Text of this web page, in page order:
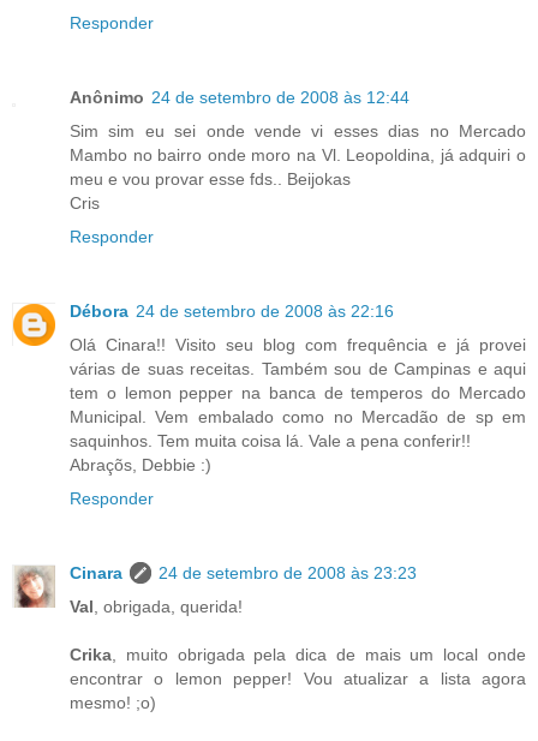
Responder
Anônimo 24 de setembro de 2008 às 12:44
Sim sim eu sei onde vende vi esses dias no Mercado
Mambo no bairro onde moro na Vl. Leopoldina, já adquiri o
meu e vou provar esse fds.. Beijokas
Cris
Responder
Débora 24 de setembro de 2008 às 22:16
Olá Cinara!! Visito seu blog com frequência e já provei
várias de suas receitas. Também sou de Campinas e aqui
tem o lemon pepper na banca de temperos do Mercado
Municipal. Vem embalado como no Mercadão de sp em
saquinhos. Tem muita coisa lá. Vale a pena conferir!!
Abraçõs, Debbie :)
Responder
Cinara
24 de setembro de 2008 às 23:23
Val , obrigada, querida!
Crika , muito obrigada pela dica de mais um local onde
encontrar o lemon pepper! Vou atualizar a lista agora
mesmo! ;o)